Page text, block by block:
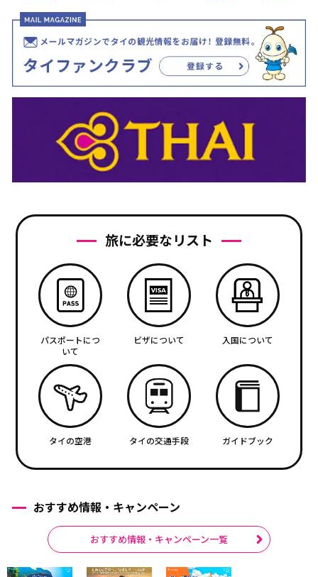
旅に必要なリスト
パスポートにつ
いて
ビザについて 入国について
タイの空港 タイの交通手段 ガイドブック
おすすめ情報・キャンペーン
おすすめ情報・キャンペーン一覧